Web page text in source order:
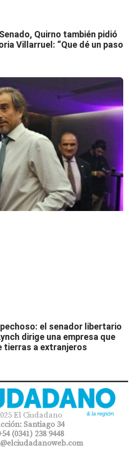
Quirno también pidió
Villarruel: “Que dé un paso
el senador libertario
dirige una empresa que
tierras a extranjeros
El Ciudadano
Santiago 34
(0341) 238 9448